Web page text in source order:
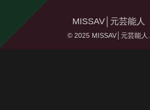
MISSAV│元芸能人
© 2025 MISSAV│元芸能人.